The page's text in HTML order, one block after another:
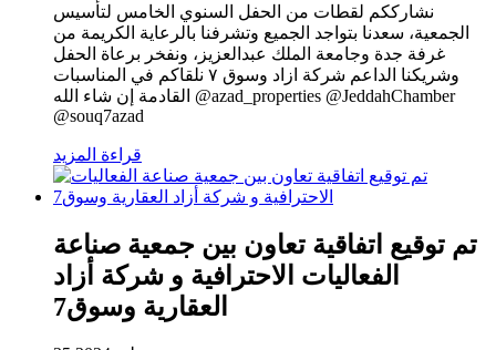
نشارككم لقطات من الحفل السنوي الخامس لتأسيس
الجمعية، سعدنا بتواجد الجميع وتشرفنا بالرعاية الكريمة من
غرفة جدة وجامعة الملك عبدالعزيز، ونفخر برعاة الحفل
وشريكنا الداعم شركة ازاد وسوق ٧ نلقاكم في المناسبات
القادمة إن شاء الله @azad_properties @JeddahChamber
@souq7azad
قراءة المزيد
تم توقيع اتفاقية تعاون بين جمعية صناعة
الفعاليات الاحترافية و شركة أزاد
العقارية وسوق7